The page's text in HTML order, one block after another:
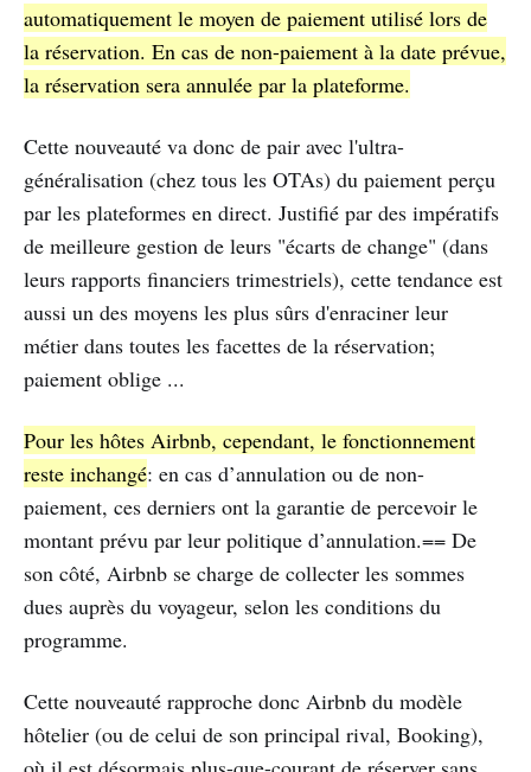
automatiquement le moyen de paiement utilisé lors de
la réservation. En cas de non-paiement à la date prévue,
la réservation sera annulée par la plateforme.
Cette nouveauté va donc de pair avec l'ultra-
généralisation (chez tous les OTAs) du paiement perçu
par les plateformes en direct. Justifié par des impératifs
de meilleure gestion de leurs "écarts de change" (dans
leurs rapports financiers trimestriels), cette tendance est
aussi un des moyens les plus sûrs d'enraciner leur
métier dans toutes les facettes de la réservation;
paiement oblige ...
Pour les hôtes Airbnb, cependant, le fonctionnement
reste inchangé: en cas d’annulation ou de non-
paiement, ces derniers ont la garantie de percevoir le
montant prévu par leur politique d’annulation.== De
son côté, Airbnb se charge de collecter les sommes
dues auprès du voyageur, selon les conditions du
programme.
Cette nouveauté rapproche donc Airbnb du modèle
hôtelier (ou de celui de son principal rival, Booking),